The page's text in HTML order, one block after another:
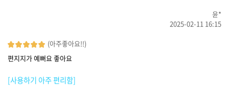
윤*
2025-02-11 16:15
(아주좋아요!!)
편지지가 예뻐요 좋아요
[사용하기 아주 편리함]